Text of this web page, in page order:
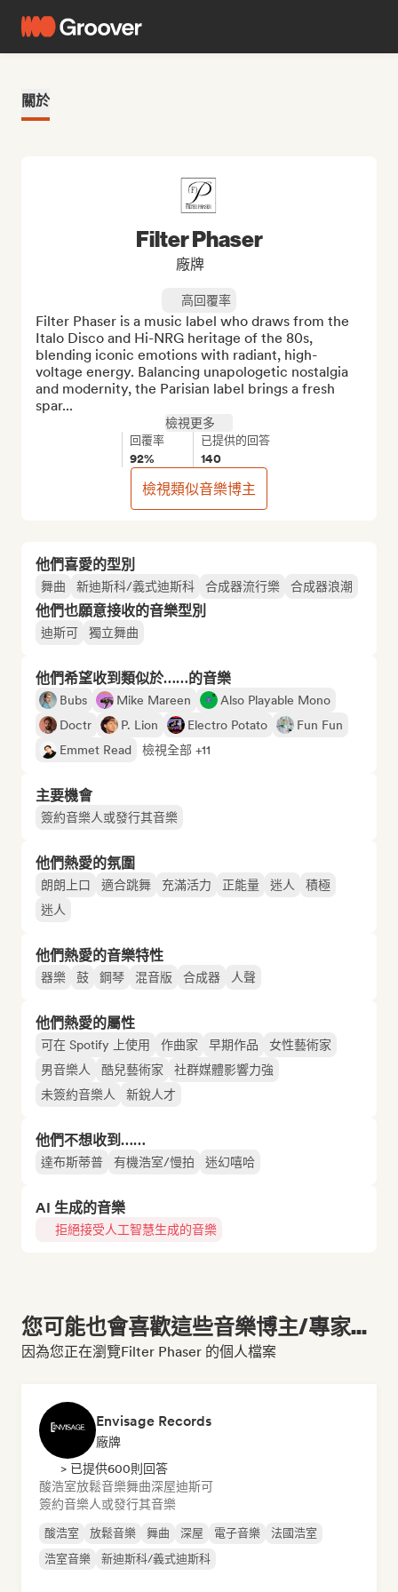
關於
他們喜愛的型別
舞曲 新迪斯科/義式迪斯科 合成器流行樂 合成器浪潮
他們也願意接收的音樂型別
迪斯可 獨立舞曲
他們希望收到類似於……的音樂
Bubs Mike Mareen
Also Playable Mono
Doctr
P. Lion Electro Potato
Fun Fun
Emmet Read
檢視全部 +11
主要機會
簽約音樂人或發行其音樂
他們熱愛的氛圍
朗朗上口 適合跳舞 充滿活力 正能量 迷人
積極
迷人
他們熱愛的音樂特性
器樂 鼓 鋼琴 混音版 合成器 人聲
他們熱愛的屬性
可在 Spotify 上使用 作曲家 早期作品
女性藝術家
男音樂人
酷兒藝術家
社群媒體影響力強
未簽約音樂人
新銳人才
他們不想收到……
達布斯蒂普 有機浩室/慢拍 迷幻嘻哈
AI 生成的音樂
拒絕接受人工智慧生成的音樂
Filter Phaser
廠牌
高回覆率
Filter Phaser is a music label who draws from the
Italo Disco and Hi-NRG heritage of the 80s,
blending iconic emotions with radiant, high-
voltage energy. Balancing unapologetic nostalgia
and modernity, the Parisian label brings a fresh
spar...
檢視更多
回覆率
92%
已提供的回答
140
檢視類似音樂博主
您可能也會喜歡這些音樂博主/專家...
因為您正在瀏覽Filter Phaser 的個人檔案
Envisage Records
廠牌
> 已提供600則回答
酸浩室放鬆音樂舞曲深屋迪斯可
簽約音樂人或發行其音樂
酸浩室 放鬆音樂 舞曲 深屋 電子音樂
法國浩室
浩室音樂
新迪斯科/義式迪斯科